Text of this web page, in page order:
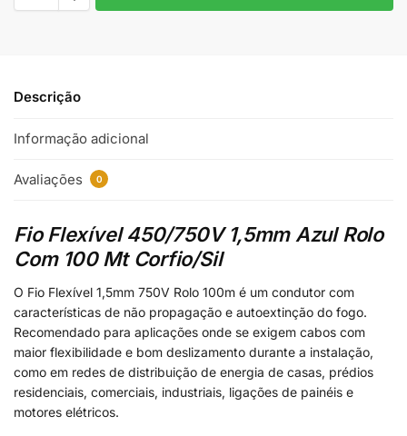
Descrição
Informação adicional
Avaliações 0
Fio Flexível 450/750V 1,5mm Azul Rolo
Com 100 Mt Corfio/Sil
O Fio Flexível 1,5mm 750V Rolo 100m é um condutor com
características de não propagação e autoextinção do fogo.
Recomendado para aplicações onde se exigem cabos com
maior flexibilidade e bom deslizamento durante a instalação,
como em redes de distribuição de energia de casas, prédios
residenciais, comerciais, industriais, ligações de painéis e
motores elétricos.